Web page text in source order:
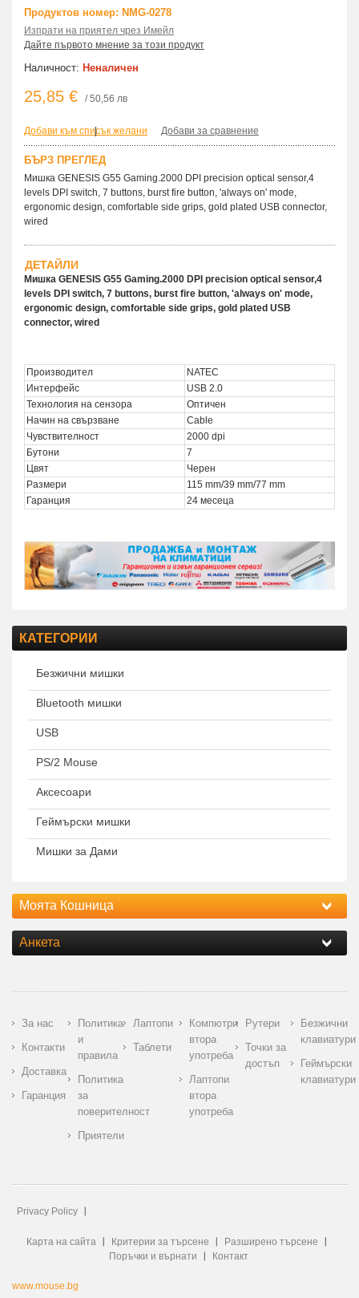
Продуктов номер: NMG-0278
Изпрати на приятел чрез Имейл
Дайте първото мнение за този продукт
Наличност: Неналичен
25,85 € / 50,56 лв
Добави към списък желани
| Добави за сравнение
БЪРЗ ПРЕГЛЕД
Мишка GENESIS G55 Gaming.2000 DPI precision optical sensor,4
levels DPI switch, 7 buttons, burst fire button, 'always on' mode,
ergonomic design, comfortable side grips, gold plated USB connector,
wired
ДЕТАЙЛИ
Мишка GENESIS G55 Gaming.2000 DPI precision optical sensor,4
levels DPI switch, 7 buttons, burst fire button, 'always on' mode,
ergonomic design, comfortable side grips, gold plated USB
connector, wired
Производител
NATEC
Интерфейс
USB 2.0
Технология на сензора
Оптичен
Начин на свързване
Cable
Чувствителност
2000 dpi
Бутони
7
Цвят
Черен
Размери
115 mm/39 mm/77 mm
Гаранция
24 месеца
КАТЕГОРИИ
Безжични мишки
Bluetooth мишки
USB
PS/2 Mouse
Аксесоари
Геймърски мишки
Мишки за Дами
Моята Кошница
Анкета
За нас
Контакти
Доставка
Гаранция
Политика
и
правила
Политика
за
поверителност
Приятели
Лаптопи
Таблети
Компютри
втора
употреба
Лаптопи
втора
употреба
Рутери
Точки за
достъп
Безжични
клавиатури
Геймърски
клавиатури
Privacy Policy
Карта на сайта Критерии за търсене
Разширено търсене
Поръчки и върнати
Контакт
www.mouse.bg